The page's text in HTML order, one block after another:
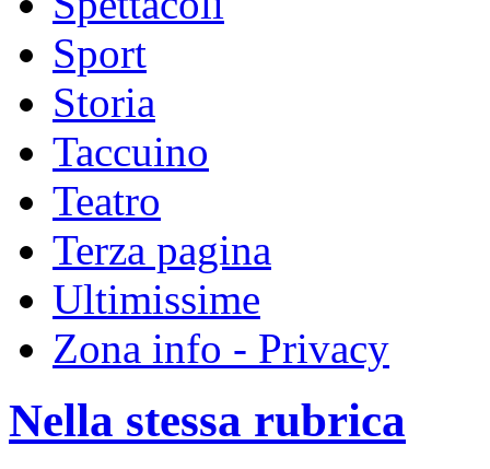
Sport
Storia
Taccuino
Teatro
Terza pagina
Ultimissime
Zona info - Privacy
Nella stessa rubrica